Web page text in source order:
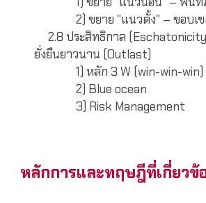
2) ขยาย "แนวตั้ง" – ขอบเ
2.8 ประสิทธิกาล
ยั่งยืนยาวนาน (Outlast)
1) หลัก 3 W (win-win-win)
2) Blue ocean
3) Risk Management
หลักการและทฤษฎีที่เกี่ยวข้